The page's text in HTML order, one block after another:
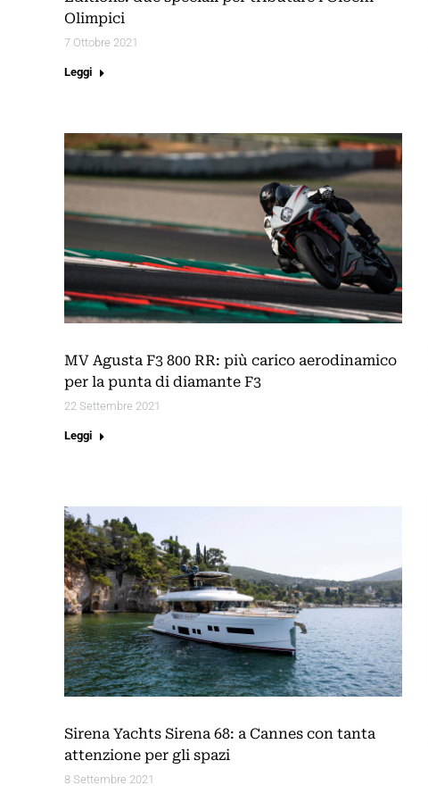
Olimpici
7 Ottobre 2021
Leggi
MV Agusta F3 800 RR: più carico aerodinamico
per la punta di diamante F3
22 Settembre 2021
Leggi
Sirena Yachts Sirena 68: a Cannes con tanta
attenzione per gli spazi
8 Settembre 2021